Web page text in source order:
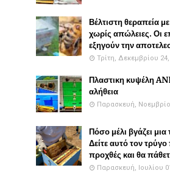
Βέλτιστη θεραπεία
χωρίς απώλειες. Οι
εξηγούν την
Τρίτη, Δεκεμβρίου
Πλαστικη κυψέλη
αλήθεια
Παρασκευή,
Πόσο μέλι βγάζει
Δείτε αυτό τον τρύγο
προχθές και θα
Παρασκευή, Ιουλίου